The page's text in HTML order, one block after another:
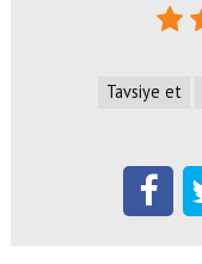
Tavsiye et